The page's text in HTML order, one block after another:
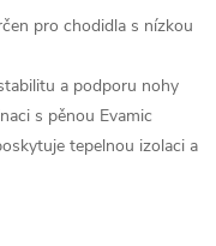
pro chodidla s nízkou
a podporu nohy
s pěnou Evamic
tepelnou izolaci a